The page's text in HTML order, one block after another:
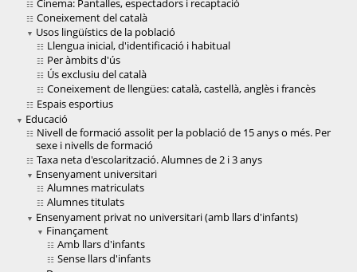
Cinema: Pantalles, espectadors i recaptació
Coneixement del català
Usos lingüístics de la població
Llengua inicial, d'identificació i habitual
Per àmbits d'ús
Ús exclusiu del català
Coneixement de llengües: català, castellà, anglès i francès
Espais esportius
Educació
Nivell de formació assolit per la població de 15 anys o més. Per
sexe i nivells de formació
Taxa neta d'escolarització. Alumnes de 2 i 3 anys
Ensenyament universitari
Alumnes matriculats
Alumnes titulats
Ensenyament privat no universitari (amb llars d'infants)
Finançament
Amb llars d'infants
Sense llars d'infants